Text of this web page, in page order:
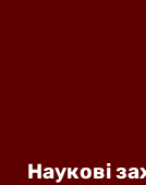
Наукові